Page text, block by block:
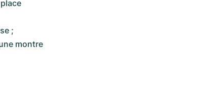
;
montre